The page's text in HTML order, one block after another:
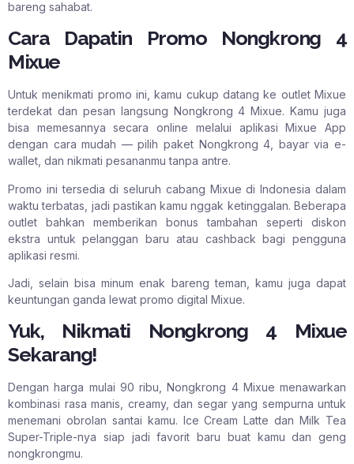
bareng sahabat.
Cara Dapatin Promo Nongkrong 4
Mixue
Untuk menikmati promo ini, kamu cukup datang ke outlet Mixue
terdekat dan pesan langsung Nongkrong 4 Mixue. Kamu juga
bisa memesannya secara online melalui aplikasi Mixue App
dengan cara mudah — pilih paket Nongkrong 4, bayar via e-
wallet, dan nikmati pesananmu tanpa antre.
Promo ini tersedia di seluruh cabang Mixue di Indonesia dalam
waktu terbatas, jadi pastikan kamu nggak ketinggalan. Beberapa
outlet bahkan memberikan bonus tambahan seperti diskon
ekstra untuk pelanggan baru atau cashback bagi pengguna
aplikasi resmi.
Jadi, selain bisa minum enak bareng teman, kamu juga dapat
keuntungan ganda lewat promo digital Mixue.
Yuk, Nikmati Nongkrong 4 Mixue
Sekarang!
Dengan harga mulai 90 ribu, Nongkrong 4 Mixue menawarkan
kombinasi rasa manis, creamy, dan segar yang sempurna untuk
menemani obrolan santai kamu. Ice Cream Latte dan Milk Tea
Super-Triple-nya siap jadi favorit baru buat kamu dan geng
nongkrongmu.